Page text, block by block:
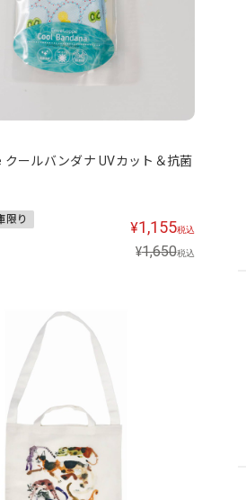
クールバンダナ UVカット＆抗菌
限り ¥1,155税込
¥1,650税込